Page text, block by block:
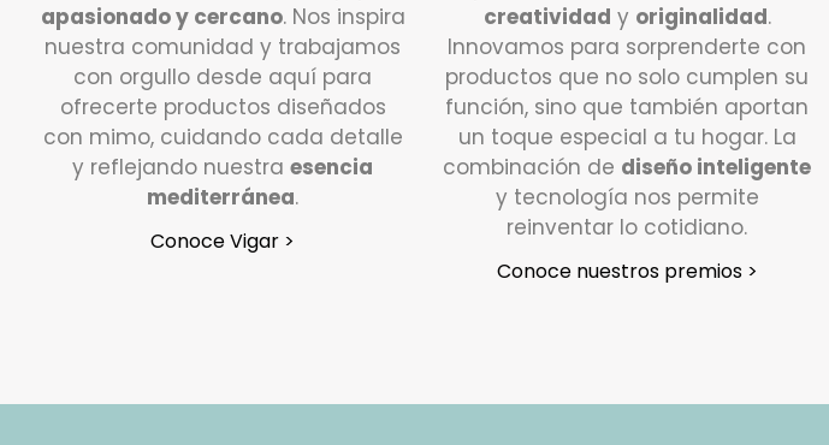
Atención al Cliente. Escríbenos ainfo@vigar.com,
y estaremos encantados de ayudarte.
En un plazo aproximado de 24/48h horas desde
que notifiques tu devolución, nuestro transportista
se pondrá en contacto contigo para coordinar la
recogida en el lugar indicado en el formulario de
devoluciones.
¿En qué condiciones debo devolver el pedido?
debe estar usado ni estropeado, y debe conservar
apasionado y cercano. Nos inspira
nuestra comunidad y trabajamos
con orgullo desde aquí para
ofrecerte productos diseñados
con mimo, cuidando cada detalle
y reflejando nuestra esencia
mediterránea.
Conoce Vigar >
creatividad y originalidad.
Innovamos para sorprenderte con
productos que no solo cumplen su
función, sino que también aportan
un toque especial a tu hogar. La
combinación de diseño inteligente
y tecnología nos permite
reinventar lo cotidiano.
Conoce nuestros premios >